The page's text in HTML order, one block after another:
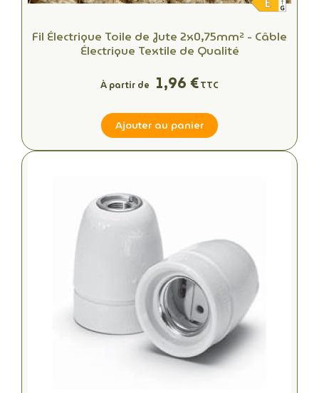
Fil Électrique Toile de Jute 2x0,75mm² - Câble
Électrique Textile de Qualité
À partir de 1,96 €TTC
Ajouter au panier